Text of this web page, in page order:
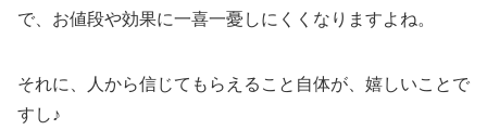
で、お値段や効果に一喜一憂しにくくなりますよね。
それに、人から信じてもらえること自体が、嬉しいことで
すし♪